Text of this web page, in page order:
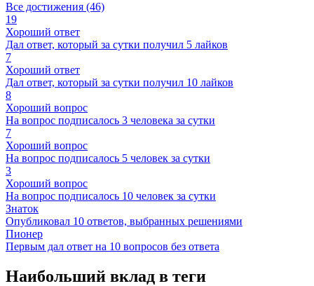
Все достижения (46)
19
Хороший ответ
Дал ответ, который за сутки получил 5 лайков
7
Хороший ответ
Дал ответ, который за сутки получил 10 лайков
8
Хороший вопрос
На вопрос подписалось 3 человека за сутки
7
Хороший вопрос
На вопрос подписалось 5 человек за сутки
3
Хороший вопрос
На вопрос подписалось 10 человек за сутки
Знаток
Опубликовал 10 ответов, выбранных решениями
Пионер
Первым дал ответ на 10 вопросов без ответа
Наибольший вклад в теги